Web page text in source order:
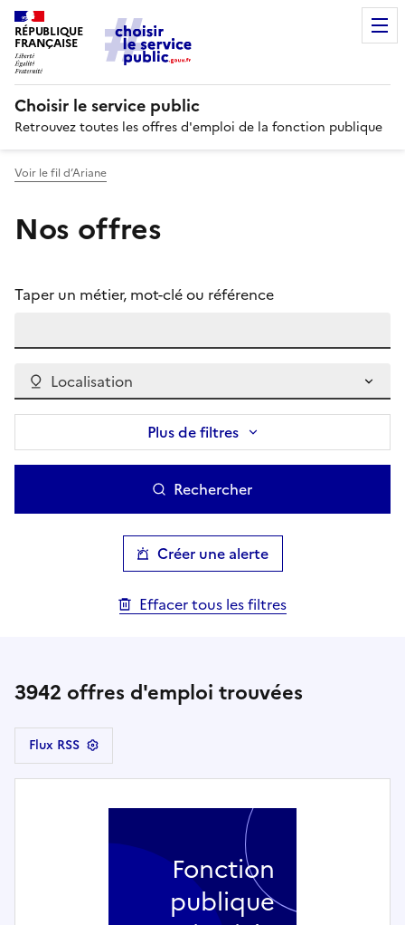
RÉPUBLIQUE
FRANÇAISE
Choisir le service public
Retrouvez toutes les offres d'emploi de la fonction publique
Voir le fil d’Ariane
Nos offres
Taper un métier, mot-clé ou référence
Localisation
Plus de filtres
Rechercher
Créer une alerte
Effacer tous les filtres
3942 offres d'emploi trouvées
Flux RSS
Fonction
publique